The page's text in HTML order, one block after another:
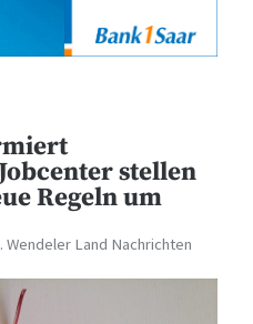
stellen
Regeln um
Wendeler Land Nachrichten